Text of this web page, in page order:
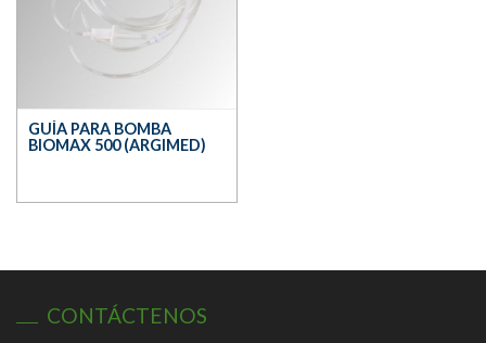
GUÍA PARA BOMBA
BIOMAX 500 (ARGIMED)
CONTÁCTENOS